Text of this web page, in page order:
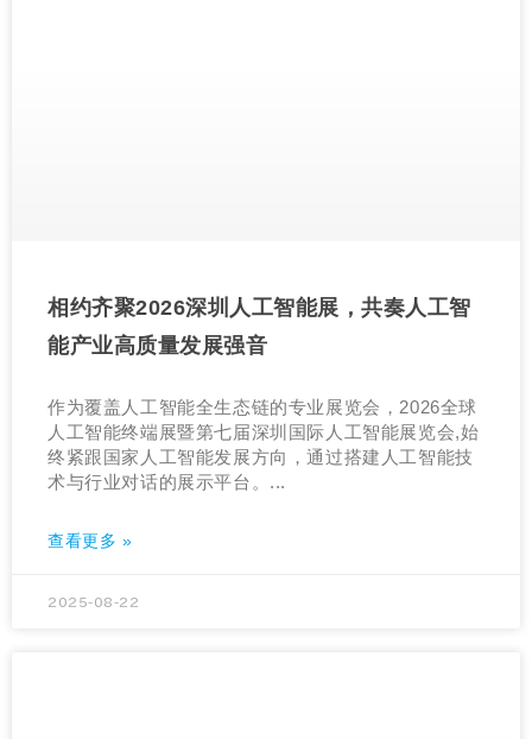
相约齐聚2026深圳人工智能展，共奏人工智
能产业高质量发展强音
作为覆盖人工智能全生态链的专业展览会，2026全球
人工智能终端展暨第七届深圳国际人工智能展览会,始
终紧跟国家人工智能发展方向，通过搭建人工智能技
术与行业对话的展示平台。...
查看更多 »
2025-08-22